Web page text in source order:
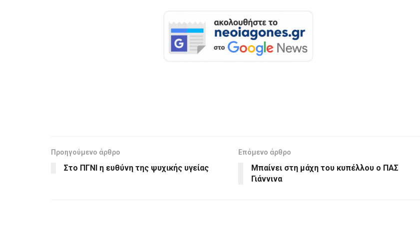
Προηγούμενο άρθρο
Στο ΠΓΝΙ η ευθύνη της ψυχικής υγείας
Επόμενο άρθρο
Μπαίνει στη μάχη του κυπέλλου ο ΠΑΣ
Γιάννινα